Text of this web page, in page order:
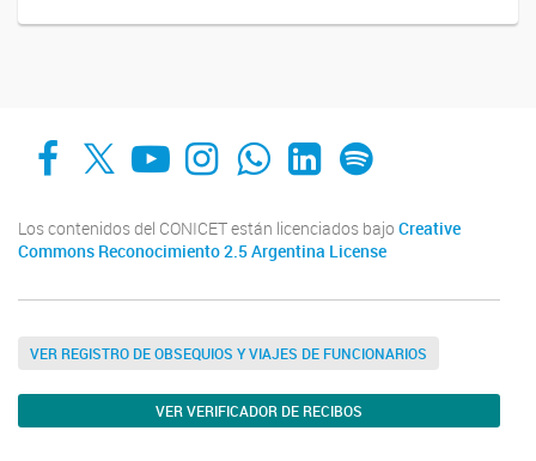
Facebook
X YouTube
Instagram
Whats AppLinkedIn
Spotify
Los contenidos del CONICET están licenciados bajo Creative
Commons Reconocimiento 2.5 Argentina License
VER REGISTRO DE OBSEQUIOS Y VIAJES DE FUNCIONARIOS
VER VERIFICADOR DE RECIBOS